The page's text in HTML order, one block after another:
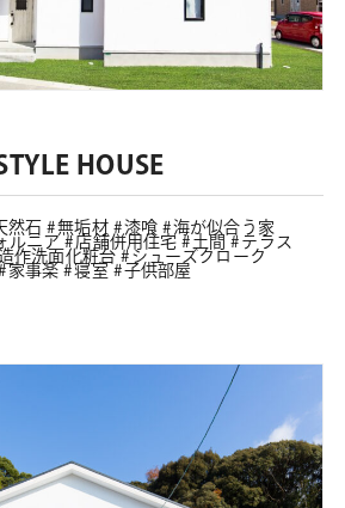
HOUSE
然石 無垢材 漆喰
海が似合う家
ルニア 店舗併用住宅 土間
テラス
作洗面化粧台
シューズクローク
家事楽 寝室 子供部屋